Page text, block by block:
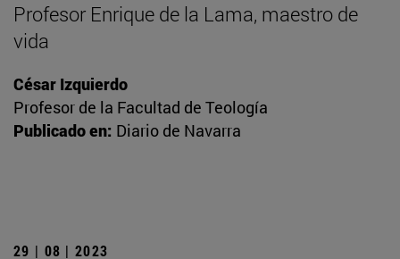
Profesor Enrique de la Lama, maestro de
vida
César Izquierdo
Profesor de la Facultad de Teología
Publicado en: Diario de Navarra
29 | 08 | 2023